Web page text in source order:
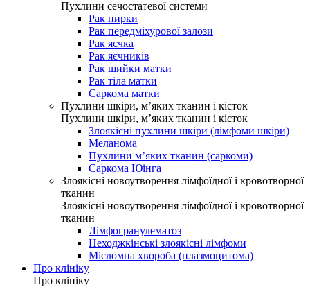
Пухлини сечостатевої системи
Рак нирки
Рак передміхурової залози
Рак яєчка
Рак яєчників
Рак шийки матки
Рак тіла матки
Саркома матки
Пухлини шкіри, м’яких тканин і кісток
Пухлини шкіри, м’яких тканин і кісток
Злоякісні пухлини шкіри (лімфоми шкіри)
Меланома
Пухлини м’яких тканин (саркоми)
Саркома Юінга
Злоякісні новоутворення лімфоїдної і кровотворної
тканин
Злоякісні новоутворення лімфоїдної і кровотворної
тканин
Лімфогранулематоз
Неходжкінські злоякісні лімфоми
Мієломна хвороба (плазмоцитома)
Про клініку
Про клініку